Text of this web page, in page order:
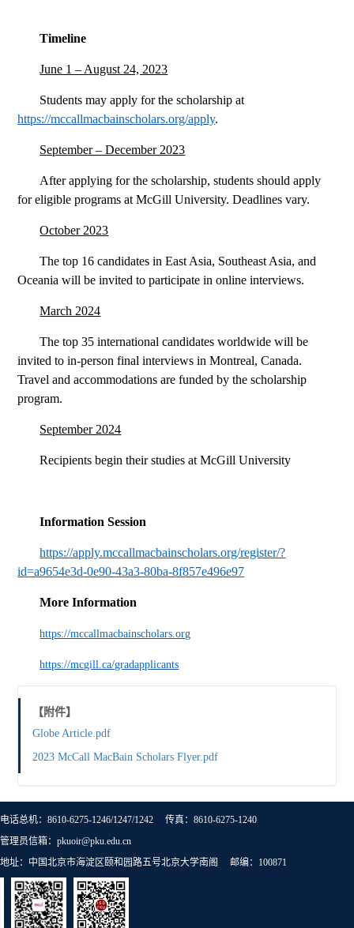
Timeline
June 1 – August 24, 2023
Students may apply for the scholarship at
https://mccallmacbainscholars.org/apply.
September – December 2023
After applying for the scholarship, students should apply
for eligible programs at McGill University. Deadlines vary.
October 2023
The top 16 candidates in East Asia, Southeast Asia, and
Oceania will be invited to participate in online interviews.
March 2024
The top 35 international candidates worldwide will be
invited to in-person final interviews in Montreal, Canada.
Travel and accommodations are funded by the scholarship
program.
September 2024
Recipients begin their studies at McGill University
Information Session
https://apply.mccallmacbainscholars.org/register/?
id=a9654e3d-0e90-43a3-80ba-8f857e496e97
More Information
https://mccallmacbainscholars.org
https://mcgill.ca/gradapplicants
【附件】
Globe Article.pdf
2023 McCall MacBain Scholars Flyer.pdf
电话总机：8610-6275-1246/1247/1242 传真：8610-6275-1240
管理员信箱：pkuoir@pku.edu.cn
地址：中国北京市海淀区颐和园路五号北京大学南阁 邮编：100871